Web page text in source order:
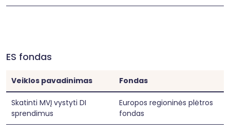
ES fondas
Veiklos pavadinimas Fondas
Skatinti MVĮ vystyti DI
sprendimus
Europos regioninės plėtros
fondas